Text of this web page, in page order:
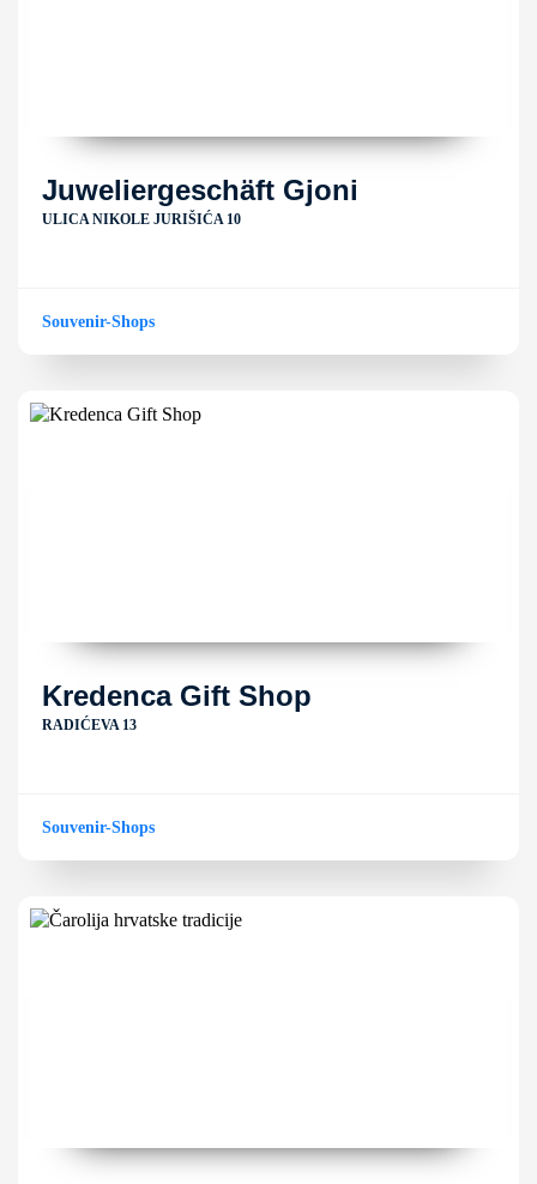
Juweliergeschäft Gjoni
ULICA NIKOLE JURIŠIĆA 10
Souvenir-Shops
Kredenca Gift Shop
RADIĆEVA 13
Souvenir-Shops